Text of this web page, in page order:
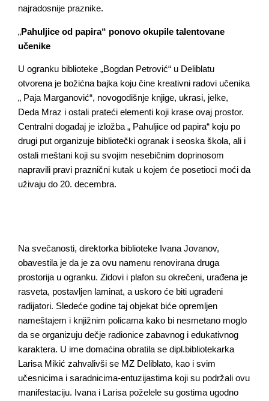
najradosnije praznike.
„Pahuljice od papira“ ponovo okupile talentovane
učenike
U ogranku biblioteke „Bogdan Petrović“ u Deliblatu
otvorena je božićna bajka koju čine kreativni radovi učenika
„ Paja Marganović“, novogodišnje knjige, ukrasi, jelke,
Deda Mraz i ostali prateći elementi koji krase ovaj prostor.
Centralni događaj je izložba „ Pahuljice od papira“ koju po
drugi put organizuje bibliotečki ogranak i seoska škola, ali i
ostali meštani koji su svojim nesebičnim doprinosom
napravili pravi praznični kutak u kojem će posetioci moći da
uživaju do 20. decembra.
Na svečanosti, direktorka biblioteke Ivana Jovanov,
obavestila je da je za ovu namenu renovirana druga
prostorija u ogranku. Zidovi i plafon su okrečeni, urađena je
rasveta, postavljen laminat, a uskoro će biti ugrađeni
radijatori. Sledeće godine taj objekat biće opremljen
nameštajem i knjižnim policama kako bi nesmetano moglo
da se organizuju dečje radionice zabavnog i edukativnog
karaktera. U ime domaćina obratila se dipl.bibliotekarka
Larisa Mikić zahvalivši se MZ Deliblato, kao i svim
učesnicima i saradnicima-entuzijastima koji su podržali ovu
manifestaciju. Ivana i Larisa poželele su gostima ugodno